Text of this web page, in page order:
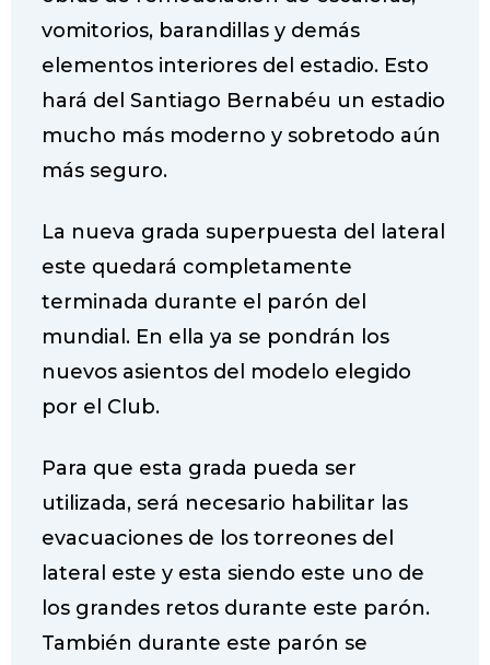
vomitorios, barandillas y demás
elementos interiores del estadio. Esto
hará del Santiago Bernabéu un estadio
mucho más moderno y sobretodo aún
más seguro.
La nueva grada superpuesta del lateral
este quedará completamente
terminada durante el parón del
mundial. En ella ya se pondrán los
nuevos asientos del modelo elegido
por el Club.
Para que esta grada pueda ser
utilizada, será necesario habilitar las
evacuaciones de los torreones del
lateral este y esta siendo este uno de
los grandes retos durante este parón.
También durante este parón se